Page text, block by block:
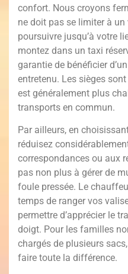
confort. Nous croyons
ne doit pas se limiter à
poursuivre jusqu’à votre
montez dans un taxi
garantie de bénéficier
entretenu. Les sièges
est généralement plus
transports en commun.
Par ailleurs, en
réduisez
correspondances ou aux
pas non plus à gérer de
foule pressée. Le
temps de ranger vos
permettre d’apprécier le
doigt. Pour les familles
chargés de plusieurs
faire toute la différence.